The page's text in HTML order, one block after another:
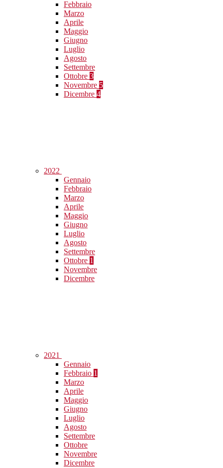
Febbraio
Marzo
Aprile
Maggio
Giugno
Luglio
Agosto
Settembre
Ottobre 3
Novembre 5
Dicembre 4
2022
Gennaio
Febbraio
Marzo
Aprile
Maggio
Giugno
Luglio
Agosto
Settembre
Ottobre 1
Novembre
Dicembre
2021
Gennaio
Febbraio 1
Marzo
Aprile
Maggio
Giugno
Luglio
Agosto
Settembre
Ottobre
Novembre
Dicembre